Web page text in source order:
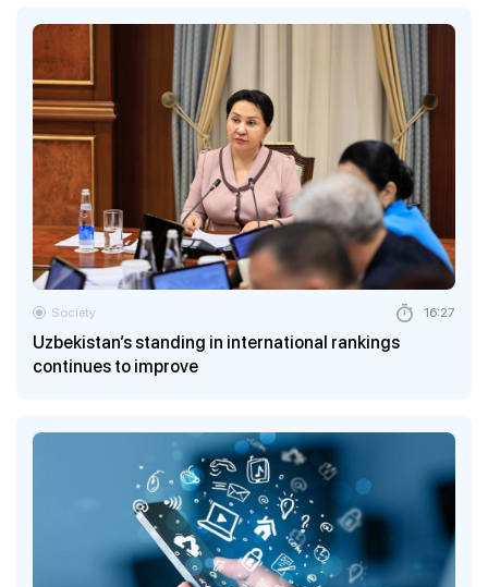
Uzbekistan’s standing in international rankings
continues to improve
Society 16:27